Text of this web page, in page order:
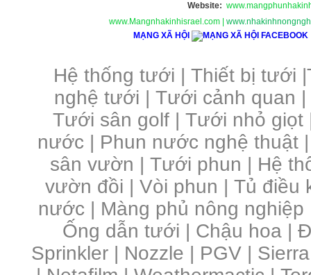
Website:
www.Mangnhakinhisrael.com
MẠNG XÃ HỘI
Hệ thống tưới | Thiết bị tưới |
nghệ tưới | Tưới cảnh quan |
Tưới sân golf |Tưới nhỏ giọt
nước | Phun nước nghệ thuật
sân vườn |Tưới phun | Hệ
vườn đồi | Vòi phun | Tủ điều
nước | Màng phủ nông
Ống dẫn tưới | Chậu hoa |
Sprinkler | Nozzle | PGV |